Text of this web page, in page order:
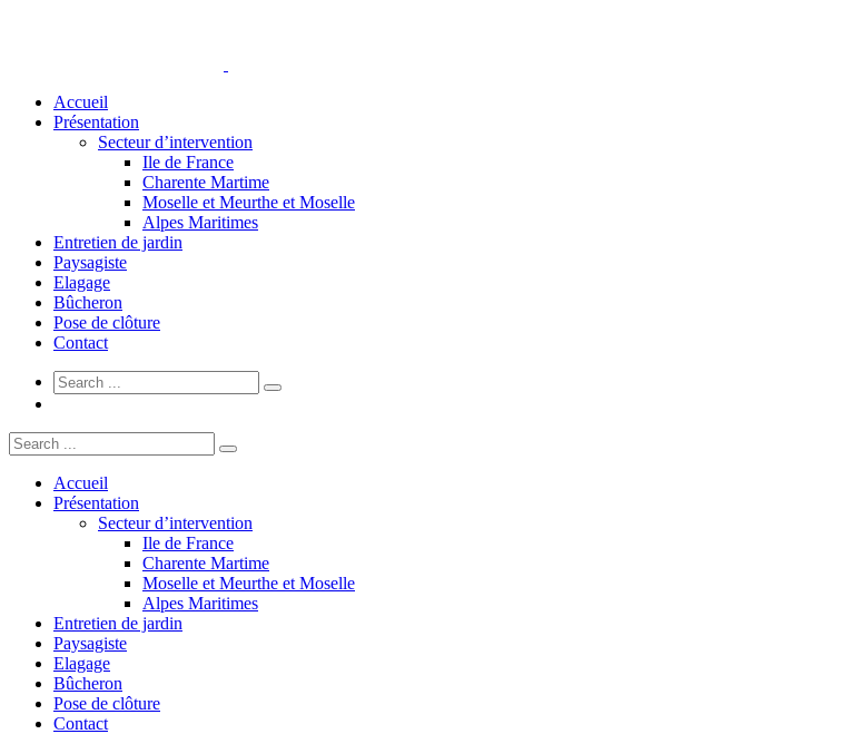
Accueil
Présentation
Secteur d’intervention
Ile de France
Charente Martime
Moselle et Meurthe et Moselle
Alpes Maritimes
Entretien de jardin
Paysagiste
Elagage
Bûcheron
Pose de clôture
Contact
Accueil
Présentation
Secteur d’intervention
Ile de France
Charente Martime
Moselle et Meurthe et Moselle
Alpes Maritimes
Entretien de jardin
Paysagiste
Elagage
Bûcheron
Pose de clôture
Contact